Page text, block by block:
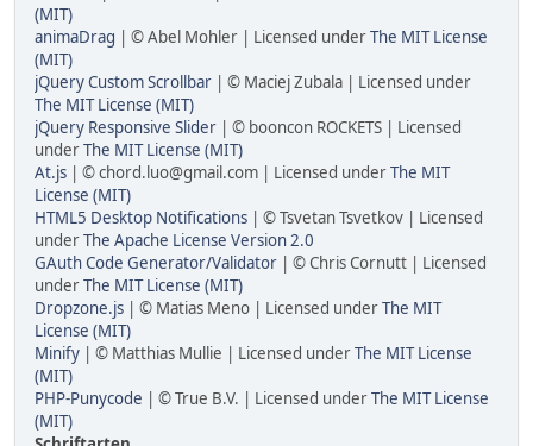
(MIT)
animaDrag | © Abel Mohler | Licensed underThe MIT License
(MIT)
jQuery Custom Scrollbar | © Maciej Zubala | Licensed under
The MIT License (MIT)
jQuery Responsive Slider | © booncon ROCKETS | Licensed
underThe MIT License (MIT)
At.js | © chord.luo@gmail.com | Licensed underThe MIT
License (MIT)
HTML5 Desktop Notifications | © Tsvetan Tsvetkov | Licensed
underThe Apache License Version 2.0
GAuth Code Generator/Validator | © Chris Cornutt | Licensed
underThe MIT License (MIT)
Dropzone.js | © Matias Meno | Licensed underThe MIT
License (MIT)
Minify | © Matthias Mullie | Licensed underThe MIT License
(MIT)
PHP-Punycode | © True B.V. | Licensed underThe MIT License
(MIT)